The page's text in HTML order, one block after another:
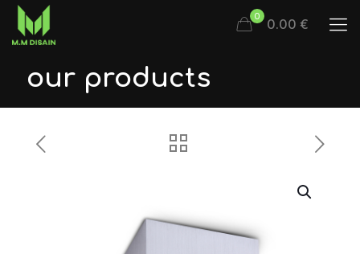
0 0.00 €
our products